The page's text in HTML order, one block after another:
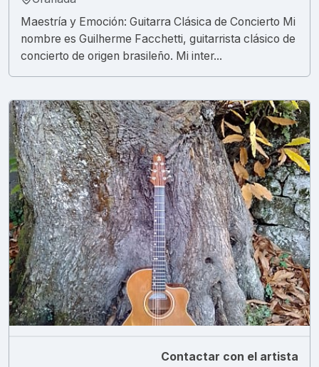
Maestría y Emoción: Guitarra Clásica de Concierto Mi
nombre es Guilherme Facchetti, guitarrista clásico de
concierto de origen brasileño. Mi inter...
Contactar con el artista